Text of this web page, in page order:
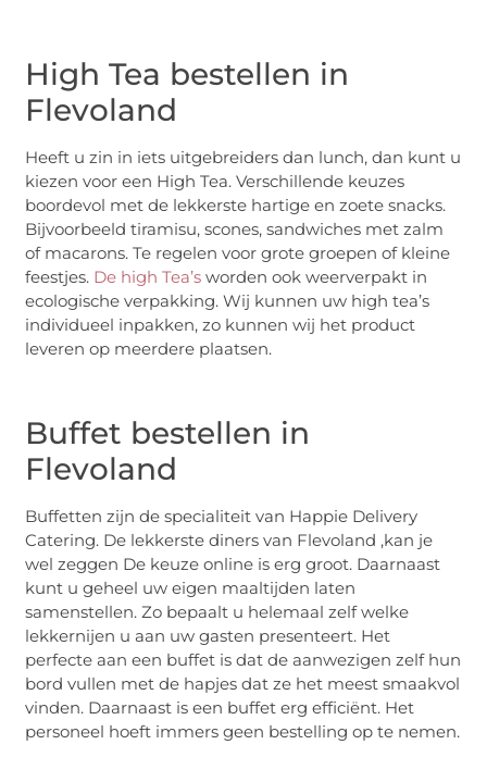
High Tea bestellen in
Flevoland
Heeft u zin in iets uitgebreiders dan lunch, dan kunt u
kiezen voor een High Tea. Verschillende keuzes
boordevol met de lekkerste hartige en zoete snacks.
Bijvoorbeeld tiramisu, scones, sandwiches met zalm
of macarons. Te regelen voor grote groepen of kleine
feestjes. De high Tea’s worden ook weerverpakt in
ecologische verpakking. Wij kunnen uw high tea’s
individueel inpakken, zo kunnen wij het product
leveren op meerdere plaatsen.
Buffet bestellen in
Flevoland
Buffetten zijn de specialiteit van Happie Delivery
Catering. De lekkerste diners van Flevoland ,kan je
wel zeggen De keuze online is erg groot. Daarnaast
kunt u geheel uw eigen maaltijden laten
samenstellen. Zo bepaalt u helemaal zelf welke
lekkernijen u aan uw gasten presenteert. Het
perfecte aan een buffet is dat de aanwezigen zelf hun
bord vullen met de hapjes dat ze het meest smaakvol
vinden. Daarnaast is een buffet erg efficiënt. Het
personeel hoeft immers geen bestelling op te nemen.